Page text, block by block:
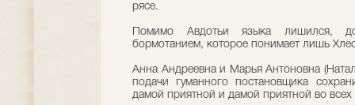
рясе.
Помимо Авдотьи языка лишился,
бормотанием, которое понимает лишь
Анна Андреевна и Марья Антоновна
подачи гуманного постановщика
дамой приятной и дамой приятной во всех